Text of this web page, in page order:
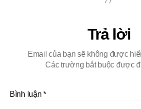
Trả lời
Email của bạn sẽ không được
Các trường bắt buộc được
Bình luận*